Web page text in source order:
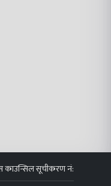
काउन्सिल सूचीकरण नं: